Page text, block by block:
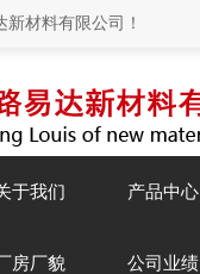
材料有限公司！
于我们 产品中心
房厂貌 公司业绩